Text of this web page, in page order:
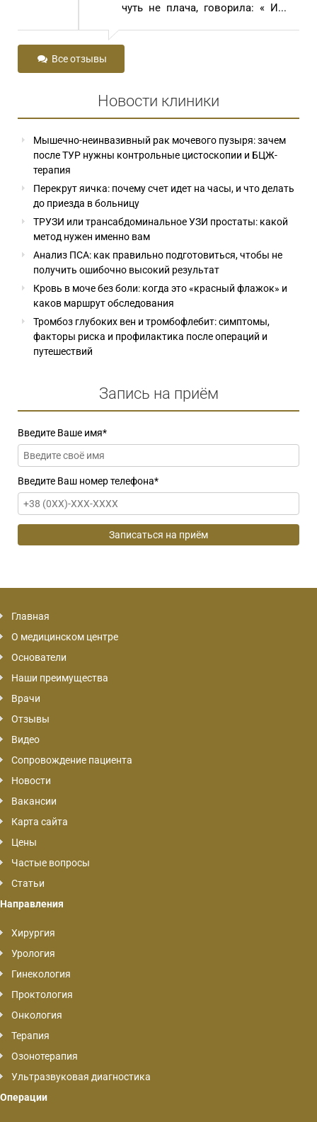
чуть не плача, говорила: « И...
Все отзывы
Новости клиники
Мышечно-неинвазивный рак мочевого пузыря: зачем
после ТУР нужны контрольные цистоскопии и БЦЖ-
терапия
Перекрут яичка: почему счет идет на часы, и что делать
до приезда в больницу
ТРУЗИ или трансабдоминальное УЗИ простаты: какой
метод нужен именно вам
Анализ ПСА: как правильно подготовиться, чтобы не
получить ошибочно высокий результат
Кровь в моче без боли: когда это «красный флажок» и
каков маршрут обследования
Тромбоз глубоких вен и тромбофлебит: симптомы,
факторы риска и профилактика после операций и
путешествий
Запись на приём
Введите Ваше имя*
Введите Ваш номер телефона*
Главная
О медицинском центре
Основатели
Наши преимущества
Врачи
Отзывы
Видео
Сопровождение пациента
Новости
Вакансии
Карта сайта
Цены
Частые вопросы
Статьи
Направления
Хирургия
Урология
Гинекология
Проктология
Онкология
Терапия
Озонотерапия
Ультразвуковая диагностика
Операции